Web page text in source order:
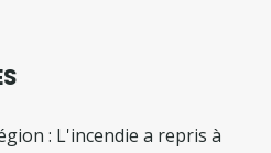
: L'incendie a repris à